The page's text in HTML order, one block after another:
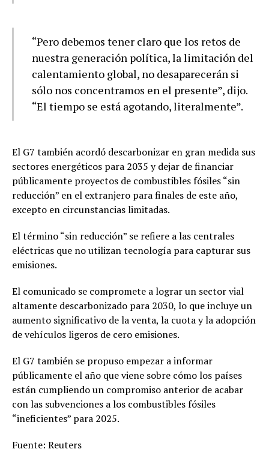
“Pero debemos tener claro que los retos de
nuestra generación política, la limitación del
calentamiento global, no desaparecerán si
sólo nos concentramos en el presente”, dijo.
“El tiempo se está agotando, literalmente”.
El G7 también acordó descarbonizar en gran medida sus
sectores energéticos para 2035 y dejar de financiar
públicamente proyectos de combustibles fósiles “sin
reducción” en el extranjero para finales de este año,
excepto en circunstancias limitadas.
El término “sin reducción” se refiere a las centrales
eléctricas que no utilizan tecnología para capturar sus
emisiones.
El comunicado se compromete a lograr un sector vial
altamente descarbonizado para 2030, lo que incluye un
aumento significativo de la venta, la cuota y la adopción
de vehículos ligeros de cero emisiones.
El G7 también se propuso empezar a informar
públicamente el año que viene sobre cómo los países
están cumpliendo un compromiso anterior de acabar
con las subvenciones a los combustibles fósiles
“ineficientes” para 2025.
Fuente: Reuters